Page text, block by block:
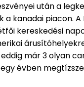
után a
a kanadai piacon.
kereskedési
már 3 olyan
évben